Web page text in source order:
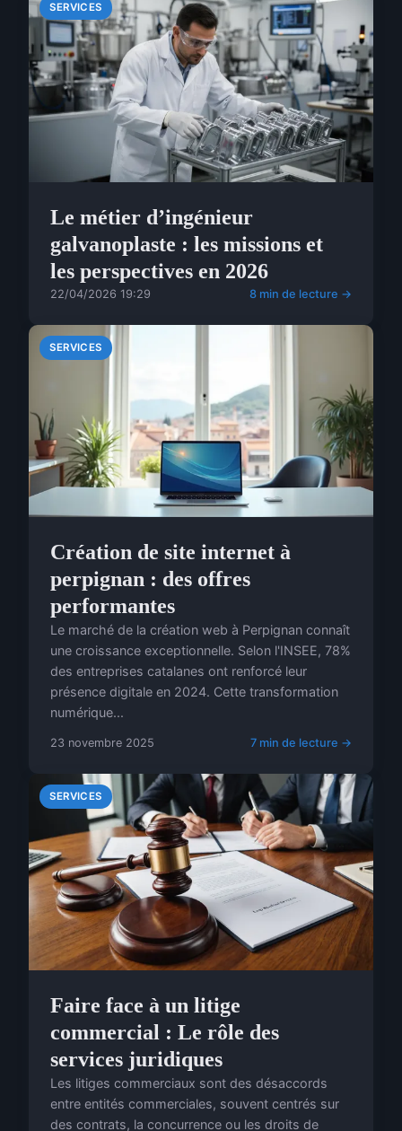
SERVICES
Le métier d’ingénieur
galvanoplaste : les missions et
les perspectives en 2026
22/04/2026 19:29 8 min de lecture →
SERVICES
Création de site internet à
perpignan : des offres
performantes
Le marché de la création web à Perpignan connaît
une croissance exceptionnelle. Selon l'INSEE, 78%
des entreprises catalanes ont renforcé leur
présence digitale en 2024. Cette transformation
numérique...
23 novembre 2025 7 min de lecture →
SERVICES
Faire face à un litige
commercial : Le rôle des
services juridiques
Les litiges commerciaux sont des désaccords
entre entités commerciales, souvent centrés sur
des contrats, la concurrence ou les droits de